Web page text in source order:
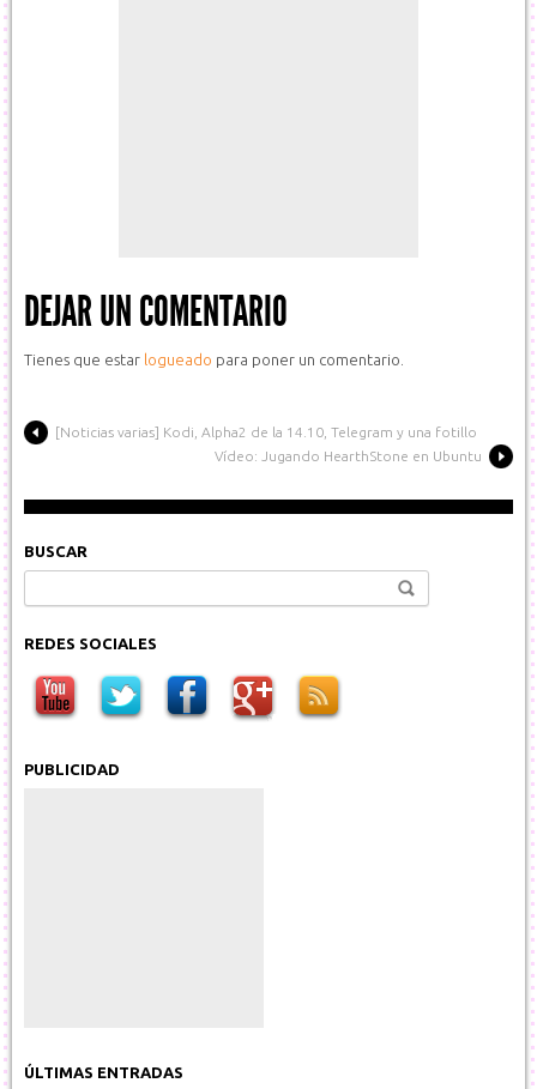
DEJAR UN COMENTARIO
Tienes que estar logueado para poner un comentario.
[Noticias varias] Kodi, Alpha2 de la 14.10, Telegram y una fotillo
Vídeo: Jugando HearthStone en Ubuntu
BUSCAR
REDES SOCIALES
PUBLICIDAD
ÚLTIMAS ENTRADAS